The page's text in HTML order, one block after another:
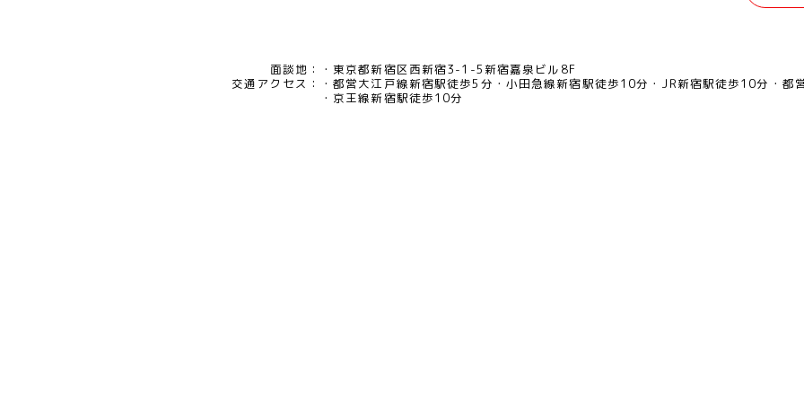
面談地：
東京都新宿区西新宿3-1-5新宿嘉泉ビル8F
交通アクセス：
都営大江戸線新宿駅徒歩5分 小田急線新宿駅徒歩10分 JR新宿駅徒歩10分
都
京王線新宿駅徒歩10分